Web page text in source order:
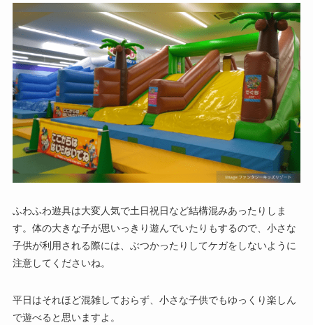
ふわふわ遊具は大変人気で土日祝日など結構混みあったりしま
す。体の大きな子が思いっきり遊んでいたりもするので、小さな
子供が利用される際には、ぶつかったりしてケガをしないように
注意してくださいね。
平日はそれほど混雑しておらず、小さな子供でもゆっくり楽しん
で遊べると思いますよ。